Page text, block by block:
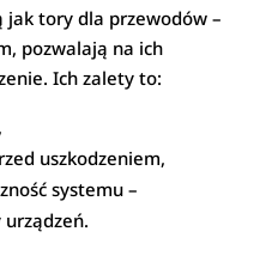
jak tory dla przewodów –
pozwalają na ich
Ich zalety to:
uszkodzeniem,
systemu –